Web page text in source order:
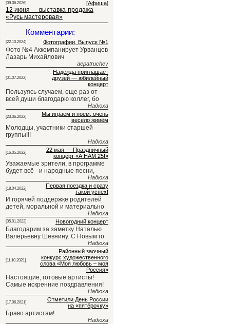
[09.06.2026] [Афиша]
12 июня — выставка-продажа
«Русь мастеровая»
Комментарии:
[22.10.2024] Фотографии. Выпуск №1
Фото №4 Аккомпанирует Урванцев
Лазарь Михайлович
aepatruchev
[01.07.2022]
Надежда приглашает
друзей — юбилейный
концерт
Пользуясь случаем, еще раз от
всей души благодарю коллег, бо
Надюха
[23.06.2022]
Мы играем и поём, очень
весело живём
Молодцы, участники старшей
группы!!!
Надюха
[16.05.2022]
22 мая — Праздничный
концерт «А НАМ 25!»
Уважаемые зрители, в программе
будет всё - и народные песни,
Надюха
[18.04.2022]
Первая поездка и сразу
такой успех!
И горячей поддержке родителей
детей, моральной и материально
Надюха
[05.01.2022] Новогодний концерт
Благодарим за заметку Наталью
Валерьевну Шевнину. С Новым го
Надюха
[11.10.2021]
Районный заочный
конкурс художественного
слова «Моя любовь – моя
Россия»
Настоящие, готовые артисты!
Самые искренние поздравления!
Надюха
[17.06.2021]
Отметили День России
на «пятёрочку»
Браво артистам!
Надюха